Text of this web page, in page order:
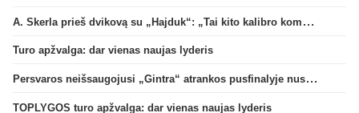
A. Skerla prieš dvikovą su „Hajduk“: „Tai kito kalibro komanda“
Turo apžvalga: dar vienas naujas lyderis
Persvaros neišsaugojusi „Gintra“ atrankos pusfinalyje nusileido Škotijos čempionėms
TOPLYGOS turo apžvalga: dar vienas naujas lyderis